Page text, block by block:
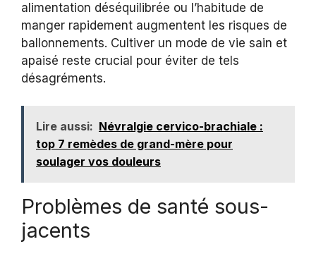
alimentation déséquilibrée ou l’habitude de
manger rapidement augmentent les risques de
ballonnements. Cultiver un mode de vie sain et
apaisé reste crucial pour éviter de tels
désagréments.
Lire aussi: Névralgie cervico-brachiale :
top 7 remèdes de grand-mère pour
soulager vos douleurs
Problèmes de santé sous-
jacents